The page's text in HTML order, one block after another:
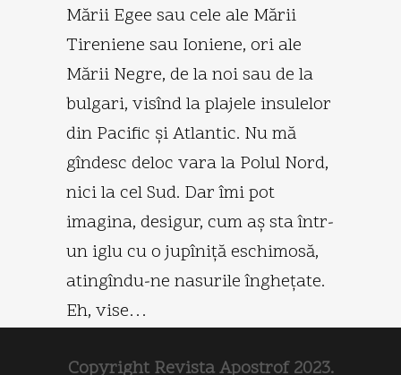
Mării Egee sau cele ale Mării
Tireniene sau Ioniene, ori ale
Mării Negre, de la noi sau de la
bulgari, visînd la plajele insulelor
din Pacific şi Atlantic. Nu mă
gîndesc deloc vara la Polul Nord,
nici la cel Sud. Dar îmi pot
imagina, desigur, cum aş sta într-
un iglu cu o jupîniţă eschimosă,
atingîndu-ne nasurile îngheţate.
Eh, vise…
Copyright Revista Apostrof 2023.